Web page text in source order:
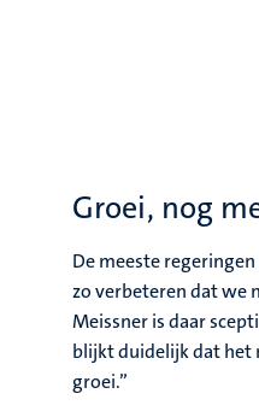
Groei, nog
De meeste
zo verbeteren dat we
Meissner is daar
blijkt duidelijk dat het
groei.”